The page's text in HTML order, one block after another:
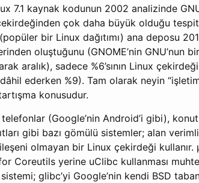
7.1 kaynak kodunun 2002 analizinde
çok daha büyük olduğu
bir Linux dağıtımı) ana deposu
oluştuğunu (GNOME’nin GNU’nun
aralık), sadece %6’sının Linux
dâhil ederken %9). Tam olarak neyin
konusudur.
telefonlar (Google’nin Android’i gibi),
gibi bazı gömülü sistemler; alan
olmayan bir Linux çekirdeği kullanır.
Coreutils yerine uClibc kullanması
glibc’yi Google’nin kendi BSD